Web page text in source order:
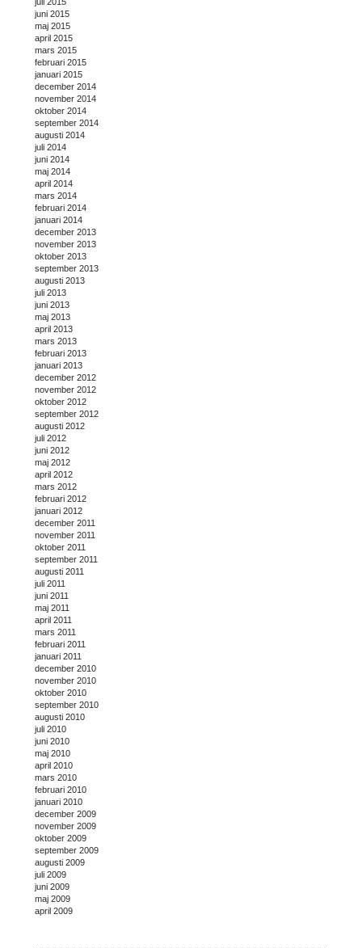
juni 2015
maj 2015
april 2015
mars 2015
februari 2015
januari 2015
december 2014
november 2014
oktober 2014
september 2014
augusti 2014
juli 2014
juni 2014
maj 2014
april 2014
mars 2014
februari 2014
januari 2014
december 2013
november 2013
oktober 2013
september 2013
augusti 2013
juli 2013
juni 2013
maj 2013
april 2013
mars 2013
februari 2013
januari 2013
december 2012
november 2012
oktober 2012
september 2012
augusti 2012
juli 2012
juni 2012
maj 2012
april 2012
mars 2012
februari 2012
januari 2012
december 2011
november 2011
oktober 2011
september 2011
augusti 2011
juli 2011
juni 2011
maj 2011
april 2011
mars 2011
februari 2011
januari 2011
december 2010
november 2010
oktober 2010
september 2010
augusti 2010
juli 2010
juni 2010
maj 2010
april 2010
mars 2010
februari 2010
januari 2010
december 2009
november 2009
oktober 2009
september 2009
augusti 2009
juli 2009
juni 2009
maj 2009
april 2009